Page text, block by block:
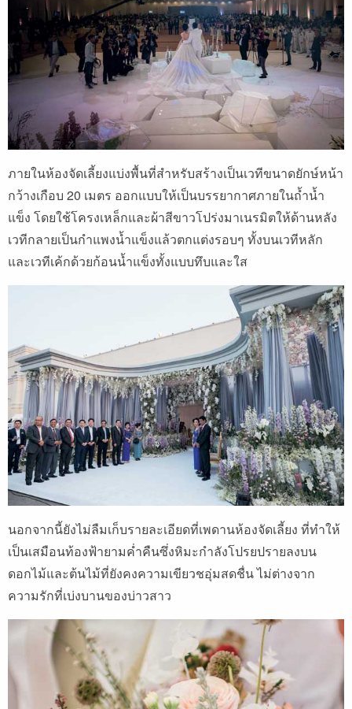
ภายในห้องจัดเลี้ยงแบ่งพื้นที่สำหรับสร้างเป็นเวทีขนาดยักษ์หน้า
กว้างเกือบ 20 เมตร ออกแบบให้เป็นบรรยากาศภายในถ้ำน้ำ
แข็ง โดยใช้โครงเหล็กและผ้าสีขาวโปร่งมาเนรมิตให้ด้านหลัง
เวทีกลายเป็นกำแพงน้ำแข็งแล้วตกแต่งรอบๆ ทั้งบนเวทีหลัก
และเวทีเค้กด้วยก้อนน้ำแข็งทั้งแบบทึบและใส
นอกจากนี้ยังไม่ลืมเก็บรายละเอียดที่เพดานห้องจัดเลี้ยง ที่ทำให้
เป็นเสมือนท้องฟ้ายามค่ำคืนซึ่งหิมะกำลังโปรยปรายลงบน
ดอกไม้และต้นไม้ที่ยังคงความเขียวชอุ่มสดชื่น ไม่ต่างจาก
ความรักที่เบ่งบานของบ่าวสาว